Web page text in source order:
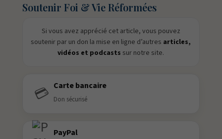
Soutenir Foi & Vie Réformées
Si vous avez apprécié cet article, vous pouvez
soutenir par un don la mise en ligne d’autres articles,
vidéos et podcasts sur notre site.
💳 Carte bancaire
Don sécurisé
PayPal